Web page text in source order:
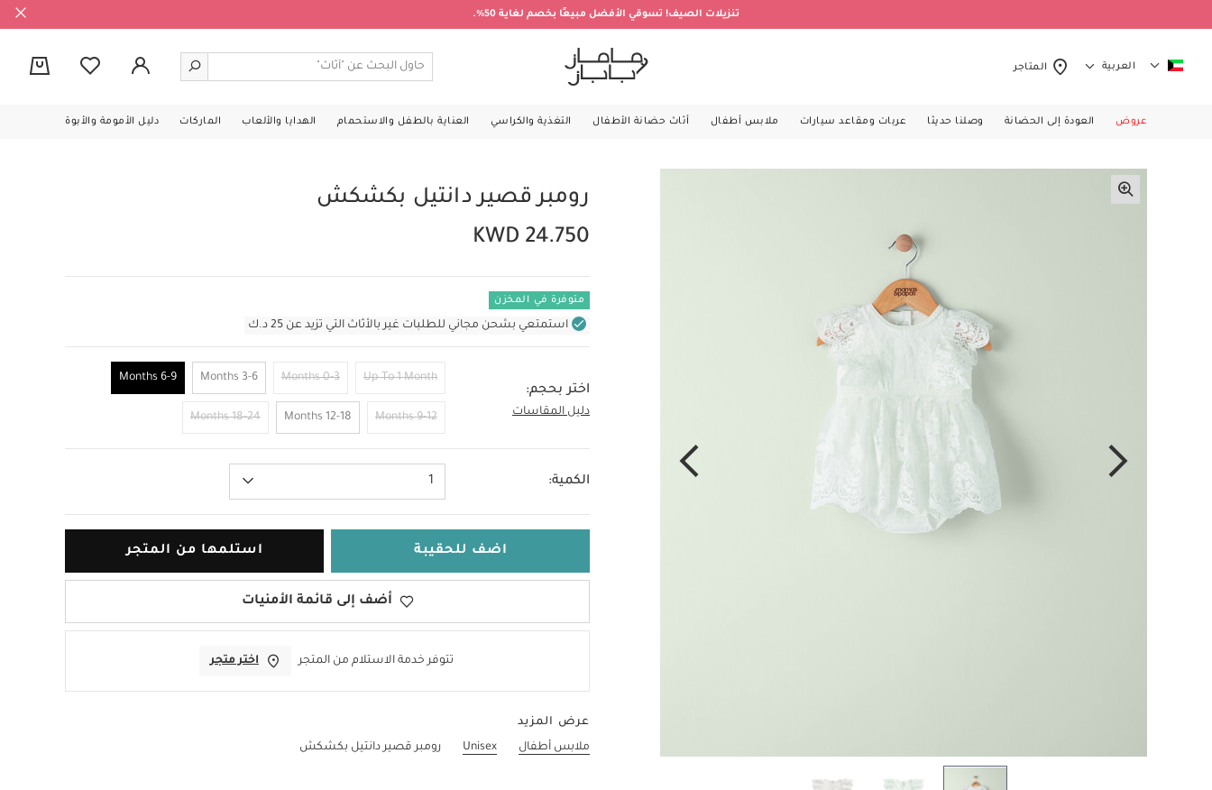
تنزيلات الصيف! تسوقي الأفضل مبيعًا بخصم لغاية 50%.
العربية المتاجر
عروض العودة إلى الحضانة وصلنا حديثا عربات ومقاعد سيارات ملابس أطفال أثاث حضانة الأطفال التغذية والكراسي العناية بالطفل والاستحمام الهدايا والألعاب الماركات دليل الأمومة والأبوة
رومبر قصير دانتيل بكشكش
KWD 24.750
متوفرة في المخزن
استمتعي بشحن مجاني للطلبات غير بالأثاث التي تزيد عن 25 د.ك
اختر بحجم:
دليل المقاسات
Up To 1 Month
0-3 Months
3-6 Months
6-9 Months
9-12 Months
12-18 Months
18-24 Months 6-9 Months
الكمية: 1
اضف للحقيبة استلمها من المتجر
أضف إلى قائمة الأمنيات
تتوفر خدمة الاستلام من المتجر اختر متجر
عرض المزيد
ملابس أطفال
Unisex رومبر قصير دانتيل بكشكش